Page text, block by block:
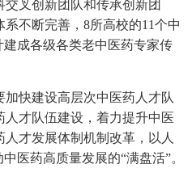
叉创新团队和传承创新团
不断完善，8所高校的11个中
建成各级各类老中医药专家传
快建设高层次中医药人才队
才队伍建设，着力提升中医
才发展体制机制改革，以人
医药高质量发展的“满盘活”。